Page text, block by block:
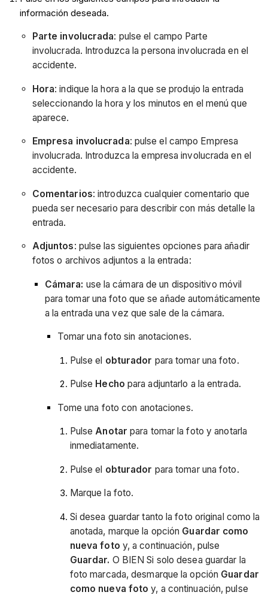
información deseada.
Parte involucrada: pulse el campo Parte
involucrada. Introduzca la persona involucrada en el
accidente.
Hora: indique la hora a la que se produjo la entrada
seleccionando la hora y los minutos en el menú que
aparece.
Empresa involucrada: pulse el campo Empresa
involucrada. Introduzca la empresa involucrada en el
accidente.
Comentarios: introduzca cualquier comentario que
pueda ser necesario para describir con más detalle la
entrada.
Adjuntos: pulse las siguientes opciones para añadir
fotos o archivos adjuntos a la entrada:
Cámara: use la cámara de un dispositivo móvil
para tomar una foto que se añade automáticamente
a la entrada una vez que sale de la cámara.
Tomar una foto sin anotaciones.
Pulse el obturador para tomar una foto.
Pulse Hecho para adjuntarlo a la entrada.
Tome una foto con anotaciones.
PulseAnotar para tomar la foto y anotarla
inmediatamente.
Pulse el obturador para tomar una foto.
Marque la foto.
Si desea guardar tanto la foto original como la
anotada, marque la opción Guardar como
nueva foto y, a continuación, pulse
Guardar. O BIEN Si solo desea guardar la
foto marcada, desmarque la opción Guardar
como nueva foto y, a continuación, pulse